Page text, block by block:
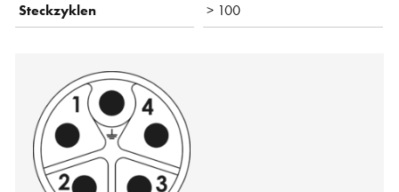
Steckzyklen
> 100